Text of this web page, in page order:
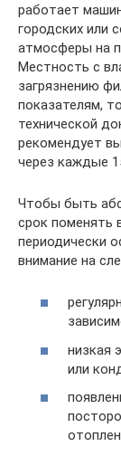
работает
городских или
атмосферы на
Местность с
загрязнению
показателям,
технической
рекомендует
через каждые
Чтобы быть
срок поменять
периодически
внимание на
низкая
или